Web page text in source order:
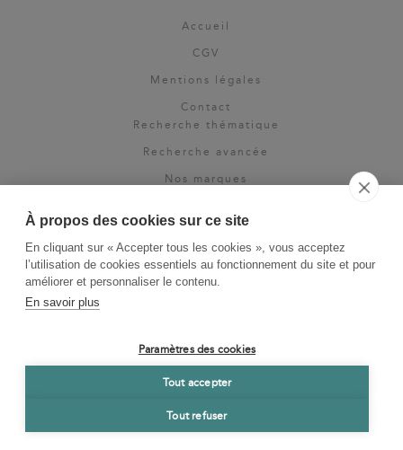
À propos des cookies sur ce site
En cliquant sur « Accepter tous les cookies », vous acceptez
l’utilisation de cookies essentiels au fonctionnement du site et pour
améliorer et personnaliser le contenu.
En savoir plus
Paramètres des cookies
Tout accepter
Tout refuser
Accueil
CGV
Mentions légales
Contact
Recherche thématique
Recherche avancée
Nos marques
Espace pro
Newsletter
La Vie des Classiques